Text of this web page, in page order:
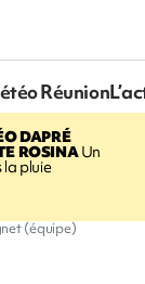
Réunion
DAPRÉ
ROSINAUn
la pluie
(équipe)